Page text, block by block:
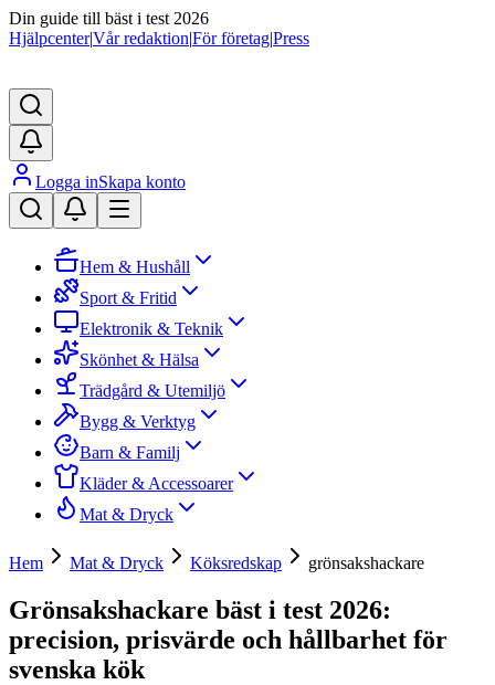
Din guide till bäst i test 2026
Hjälpcenter|Vår redaktion|För företag|Press
Logga inSkapa konto
Hem & Hushåll
Sport & Fritid
Elektronik & Teknik
Skönhet & Hälsa
Trädgård & Utemiljö
Bygg & Verktyg
Barn & Familj
Kläder & Accessoarer
Mat & Dryck
Hem Mat & Dryck Köksredskap grönsakshackare
Grönsakshackare bäst i test 2026:
precision, prisvärde och hållbarhet för
svenska kök